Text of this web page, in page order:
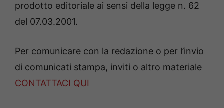
prodotto editoriale ai sensi della legge n. 62
del 07.03.2001.
Per comunicare con la redazione o per l’invio
di comunicati stampa, inviti o altro materiale
CONTATTACI QUI